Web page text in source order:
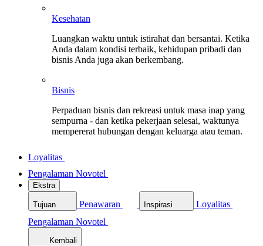
Kesehatan
Luangkan waktu untuk istirahat dan bersantai. Ketika
Anda dalam kondisi terbaik, kehidupan pribadi dan
bisnis Anda juga akan berkembang.
Bisnis
Perpaduan bisnis dan rekreasi untuk masa inap yang
sempurna - dan ketika pekerjaan selesai, waktunya
mempererat hubungan dengan keluarga atau teman.
Loyalitas
Pengalaman Novotel
Ekstra
Tujuan Penawaran Inspirasi
Loyalitas
Pengalaman Novotel
Kembali